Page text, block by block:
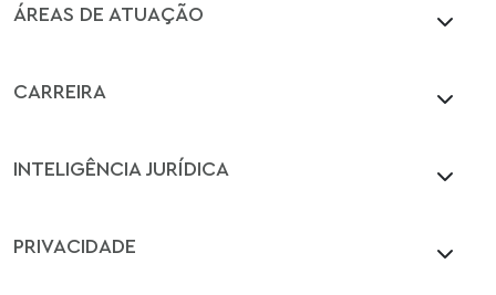
ÁREAS DE ATUAÇÃO
CARREIRA
INTELIGÊNCIA JURÍDICA
PRIVACIDADE